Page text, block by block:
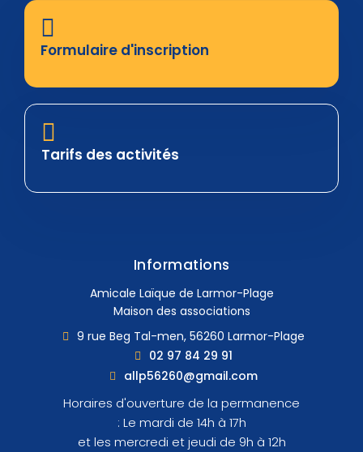
Formulaire d'inscription
Tarifs des activités
Informations
Amicale Laïque de Larmor-Plage
Maison des associations
9 rue Beg Tal-men, 56260 Larmor-Plage
02 97 84 29 91
allp56260@gmail.com
Horaires d'ouverture de la permanence
: Le mardi de 14h à 17h
et les mercredi et jeudi de 9h à 12h